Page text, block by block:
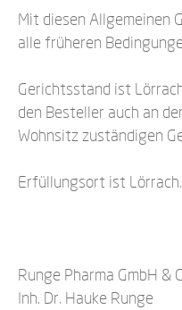
Mit diesen Allgemeinen
alle früheren
Gerichtsstand ist
den Besteller auch an
Wohnsitz zuständigen
Erfüllungsort ist Lörrach.
Runge Pharma GmbH &
Inh. Dr. Hauke Runge